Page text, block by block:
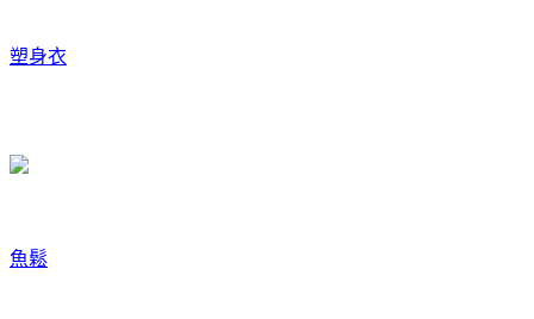
塑身衣
魚鬆